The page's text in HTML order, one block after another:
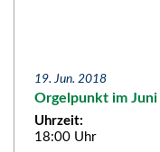
19. Jun. 2018
Orgelpunkt im Juni
Uhrzeit:
18:00 Uhr